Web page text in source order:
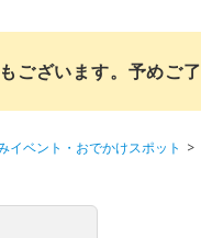
ざいます。予めご了
イベント・おでかけスポット